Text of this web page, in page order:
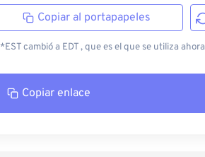
Copiar al portapapeles
*EST cambió a EDT , que es el que se utiliza ahora
Copiar enlace